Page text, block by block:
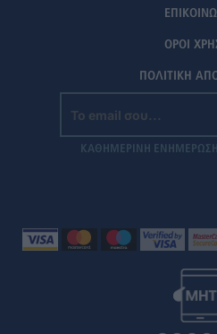
ΟΡΟΙ
ΠΟΛΙΤΙΚΗ
ΚΑΘΗΜΕΡΙΝΗ ΕΝΗΜΕΡΩΣΗ